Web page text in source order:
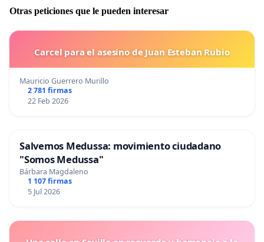
Otras peticiones que le pueden interesar
Carcel para el asesino de Juan Esteban Rubio
Mauricio Guerrero Murillo
2 781 firmas
22 Feb 2026
Salvemos Medussa: movimiento ciudadano
"Somos Medussa"
Bárbara Magdaleno
1 107 firmas
5 Jul 2026